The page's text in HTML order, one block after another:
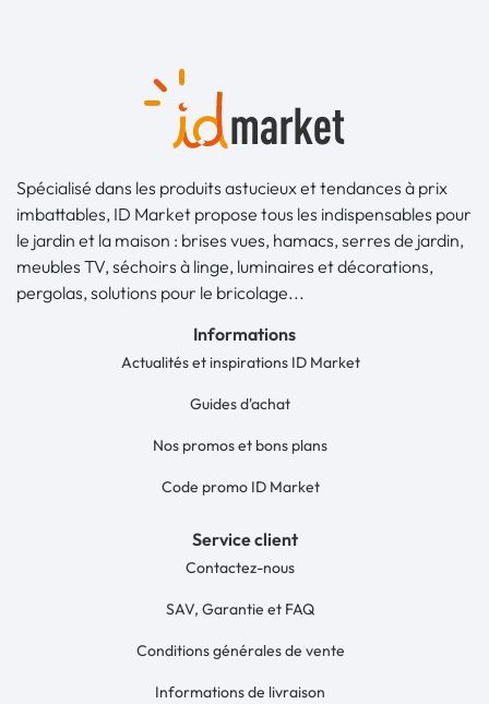
Spécialisé dans les produits astucieux et tendances à prix
imbattables, ID Market propose tous les indispensables pour
le jardin et la maison : brises vues, hamacs, serres de jardin,
meubles TV, séchoirs à linge, luminaires et décorations,
pergolas, solutions pour le bricolage...
Informations
Actualités et inspirations ID Market
Guides d'achat
Nos promos et bons plans
Code promo ID Market
Service client
Contactez-nous
SAV, Garantie et FAQ
Conditions générales de vente
Informations de livraison